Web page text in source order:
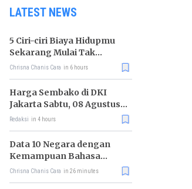
LATEST NEWS
5 Ciri-ciri Biaya Hidupmu
Sekarang Mulai Tak
Terkendali
Chrisna Chanis Cara in 6 hours
Harga Sembako di DKI
Jakarta Sabtu, 08 Agustus
2026, Daging Kambing
Redaksi in 4 hours
Data 10 Negara dengan
Kemampuan Bahasa
Inggris Terbaik
Chrisna Chanis Cara in 26 minutes